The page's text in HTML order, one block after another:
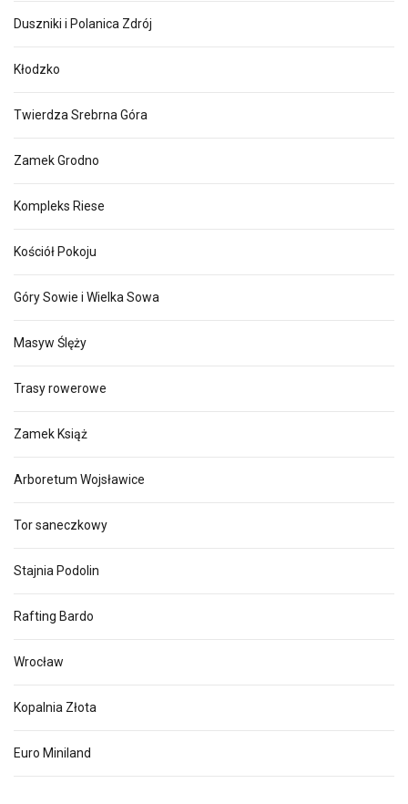
Duszniki i Polanica Zdrój
Kłodzko
Twierdza Srebrna Góra
Zamek Grodno
Kompleks Riese
Kościół Pokoju
Góry Sowie i Wielka Sowa
Masyw Ślęży
Trasy rowerowe
Zamek Książ
Arboretum Wojsławice
Tor saneczkowy
Stajnia Podolin
Rafting Bardo
Wrocław
Kopalnia Złota
Euro Miniland